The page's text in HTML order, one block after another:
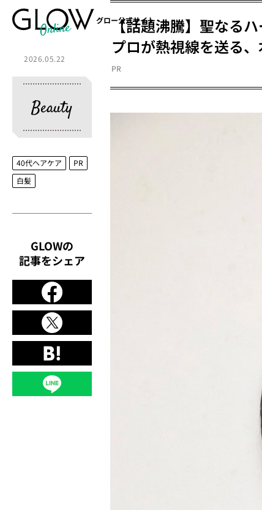
グロー公式サイト
2026.05.22
Beauty
40代ヘアケア
PR
白髪
GLOWの
記事をシェア
【話題沸騰】聖なる
プロが熱視線を送る、
PR